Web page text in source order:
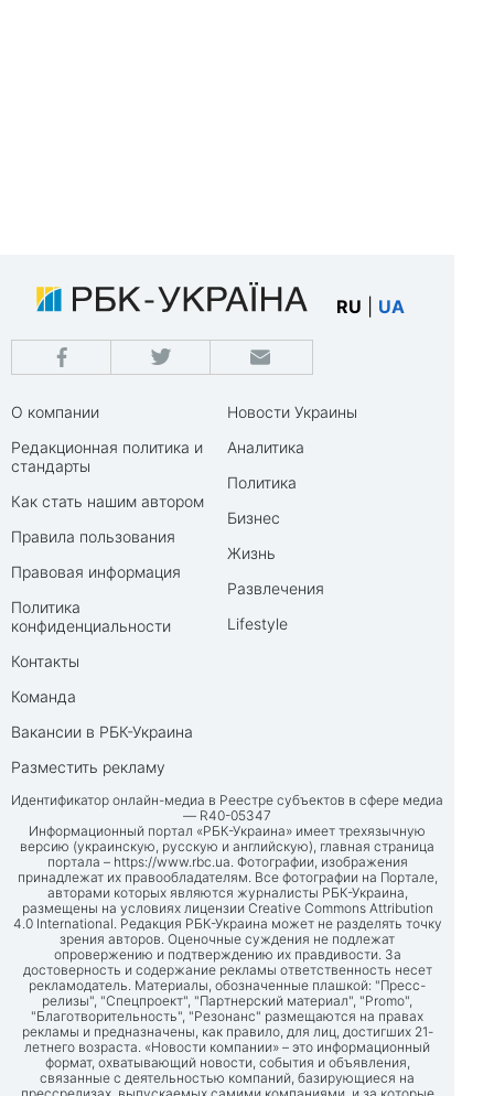
RU UA
О компании
Редакционная политика и
стандарты
Как стать нашим автором
Правила пользования
Правовая информация
Политика
конфиденциальности
Контакты
Команда
Вакансии в РБК-Украина
Разместить рекламу
Новости Украины
Аналитика
Политика
Бизнес
Жизнь
Развлечения
Lifestyle
Идентификатор онлайн-медиа в Реестре субъектов в сфере медиа
— R40-05347
Информационный портал «РБК-Украина» имеет трехязычную
версию (украинскую, русскую и английскую), главная страница
портала – https://www.rbc.ua. Фотографии, изображения
принадлежат их правообладателям. Все фотографии на Портале,
авторами которых являются журналисты РБК-Украина,
размещены на условиях лицензии Creative Commons Attribution
4.0 International. Редакция РБК-Украина может не разделять точку
зрения авторов. Оценочные суждения не подлежат
опровержению и подтверждению их правдивости. За
достоверность и содержание рекламы ответственность несет
рекламодатель. Материалы, обозначенные плашкой: "Пресс-
релизы", "Спецпроект", "Партнерский материал", "Promo",
"Благотворительность", "Резонанс" размещаются на правах
рекламы и предназначены, как правило, для лиц, достигших 21-
летнего возраста. «Новости компании» – это информационный
формат, охватывающий новости, события и объявления,
связанные с деятельностью компаний, базирующиеся на